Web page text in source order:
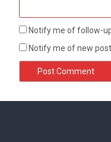
Notify me of follow-
Notify me of new